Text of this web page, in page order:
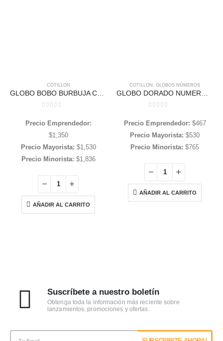
COTILLON
GLOBO BOBO BURBUJA CON CONFETIS DORADO
Precio Emprendedor:
$1,350
Precio Mayorista: $1,530
Precio Minorista: $1,836
AÑADIR AL CARRITO
COTILLON , GLOBOS NÚMEROS
GLOBO DORADO NUMERO «1» 32 Pulgadas 85 cms aprox
Precio Emprendedor: $467
Precio Mayorista: $530
Precio Minorista: $765
AÑADIR AL CARRITO
Suscríbete a nuestro boletín
Obtenga toda la información más reciente sobre
lanzamientos, promociones y ofertas.